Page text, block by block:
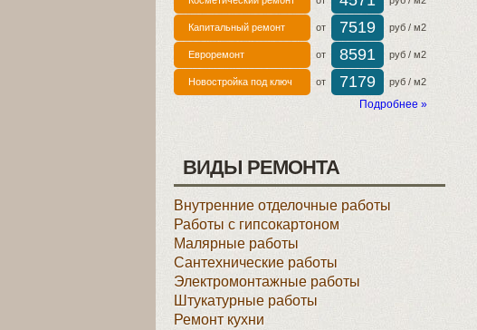
Капитальный ремонт от 7519 руб / м2
Евроремонт от 8591 руб / м2
Новостройка под ключ от 7179 руб / м2
Подробнее »
ВИДЫ РЕМОНТА
Внутренние отделочные работы
Работы с гипсокартоном
Малярные работы
Сантехнические работы
Электромонтажные работы
Штукатурные работы
Ремонт кухни